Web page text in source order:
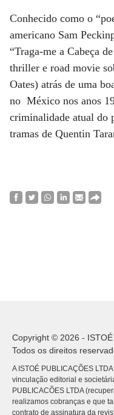
Conhecido como o
americano Sam
“Traga-me a Cabeça
thriller e road movie
Oates) atrás de uma
no México nos anos
criminalidade atual do
tramas de Quentin
Copyright © 2026 -
Todos os direitos
A ISTOÉ PUBLICAÇÕES
vinculação editorial e
PUBLICACÕES LTDA
realizamos cobranças e que
contrato de assinatura da